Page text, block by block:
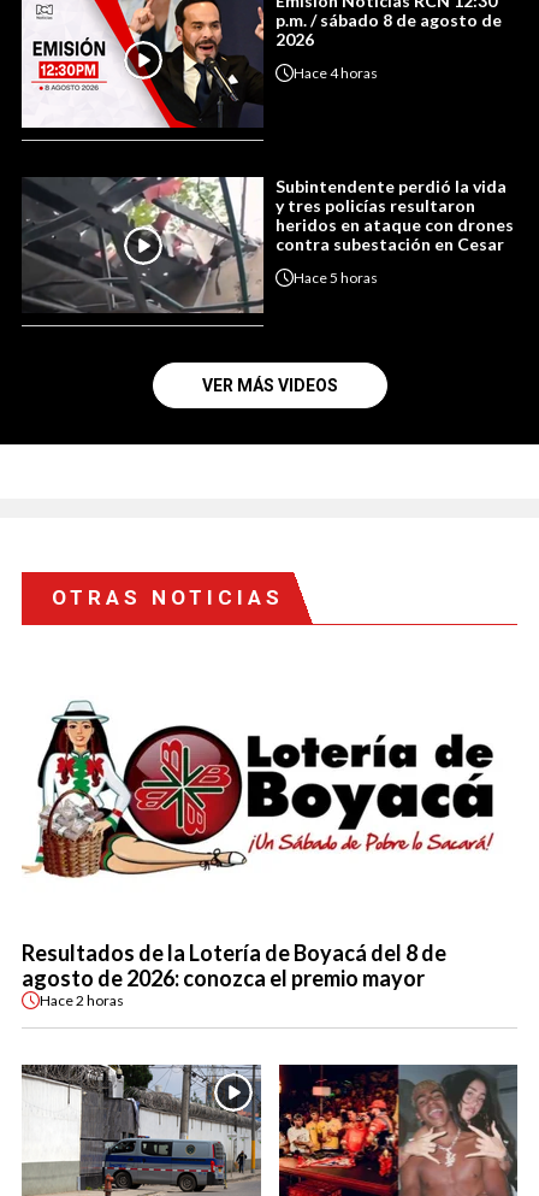
p.m. / sábado 8 de agosto de
2026
Hace4 horas
Subintendente perdió la vida
y tres policías resultaron
heridos en ataque con drones
contra subestación en Cesar
Hace5 horas
VER MÁS VIDEOS
OTRAS NOTICIAS
Resultados de la Lotería de Boyacá del 8 de
agosto de 2026: conozca el premio mayor
Hace2 horas